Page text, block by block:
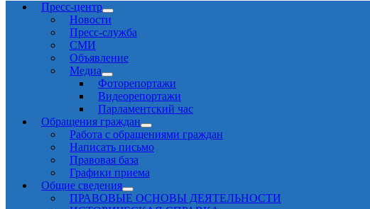
Пресс-центр
Новости
Пресс-служба
СМИ
Объявление
Медиа
Фоторепортажи
Видеорепортажи
Парламентский час
Обращения граждан
Работа с обращениями граждан
Написать письмо
Правовая база
Графики приема
Общие сведения
ПРАВОВЫЕ ОСНОВЫ ДЕЯТЕЛЬНОСТИ